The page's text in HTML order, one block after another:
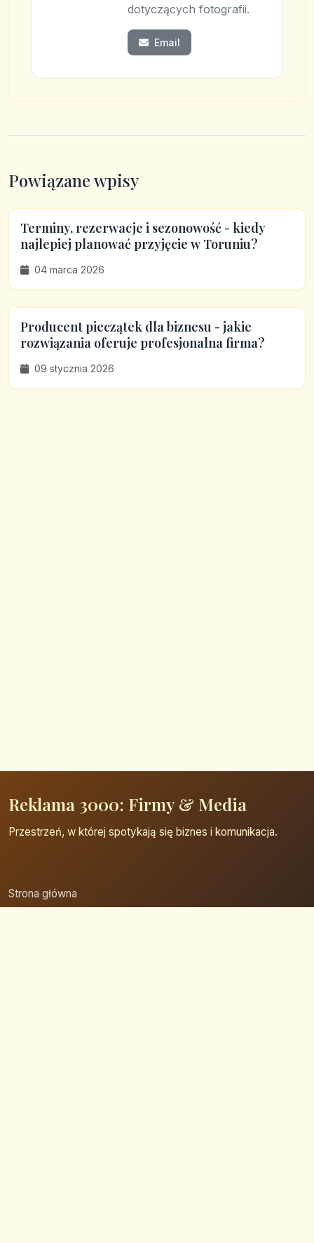
dotyczących fotografii.
Email
Powiązane wpisy
Terminy, rezerwacje i sezonowość - kiedy
najlepiej planować przyjęcie w Toruniu?
04 marca 2026
Producent pieczątek dla biznesu - jakie
rozwiązania oferuje profesjonalna firma?
09 stycznia 2026
Reklama 3000: Firmy & Media
Przestrzeń, w której spotykają się biznes i komunikacja.
Strona główna